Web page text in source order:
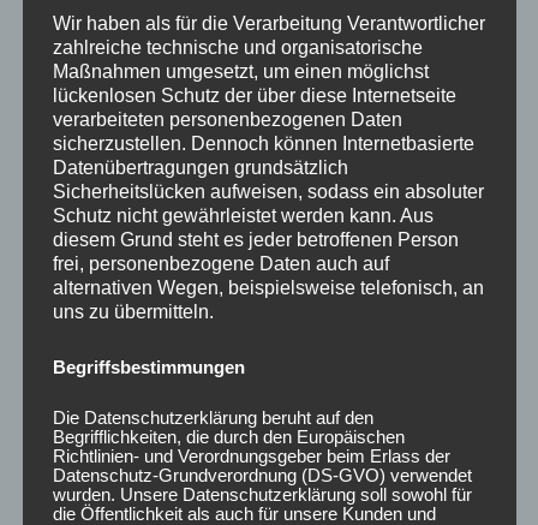
CONCAVER CVR1
19×8,5 ET35 5×120
Brushed Bronze
450,00 €
Bewertet
mit
von
5
CONCAVER CVR1
19×8,5 ET35 5×112
Platinum Black
450,00
Bewertet
mit
0
von
5
Wir haben als für die Verarbeitung Verantwortlicher
zahlreiche technische und organisatorische
Maßnahmen umgesetzt, um einen möglichst
lückenlosen Schutz der über diese Internetseite
verarbeiteten personenbezogenen Daten
sicherzustellen. Dennoch können Internetbasierte
Datenübertragungen grundsätzlich
Sicherheitslücken aufweisen, sodass ein absoluter
Schutz nicht gewährleistet werden kann. Aus
diesem Grund steht es jeder betroffenen Person
frei, personenbezogene Daten auch auf
alternativen Wegen, beispielsweise telefonisch, an
uns zu übermitteln.
Begriffsbestimmungen
Die Datenschutzerklärung beruht auf den
Begrifflichkeiten, die durch den Europäischen
Richtlinien- und Verordnungsgeber beim Erlass der
Datenschutz-Grundverordnung (DS-GVO) verwendet
wurden. Unsere Datenschutzerklärung soll sowohl für
die Öffentlichkeit als auch für unsere Kunden und